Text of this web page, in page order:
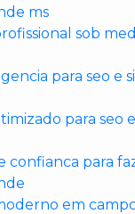
ms
sob
para seo e
para seo
confianca para
em